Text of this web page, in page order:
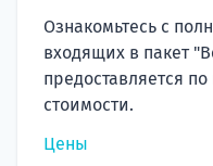
Ознакомьтесь с
входящих в пакет
предоставляется
стоимости.
Цены